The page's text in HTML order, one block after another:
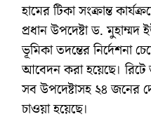
হামের টিকা সংক্রান্ত
প্রধান উপদেষ্টা ড. মুহাম্মদ
ভূমিকা তদন্তের নির্দেশনা
আবেদন করা হয়েছে।
সব উপদেষ্টাসহ ২৪ জনের
চাওয়া হয়েছে।